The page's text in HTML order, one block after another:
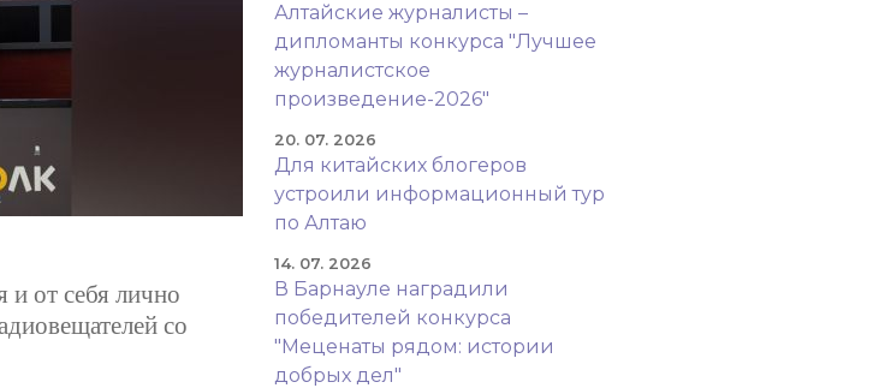
от себя лично
со
Алтайские журналисты –
дипломанты конкурса "Лучшее
журналистское
произведение-2026"
20. 07. 2026
Для китайских блогеров
устроили информационный тур
по Алтаю
14. 07. 2026
В Барнауле наградили
победителей конкурса
"Меценаты рядом: истории
добрых дел"